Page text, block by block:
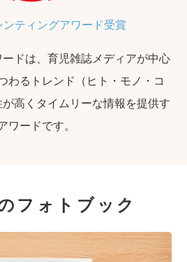
ティングアワード受賞
ドは、育児雑誌メディアが中心
わるトレンド（ヒト・モノ・コ
が高くタイムリーな情報を提供す
ワードです。
フォトブック